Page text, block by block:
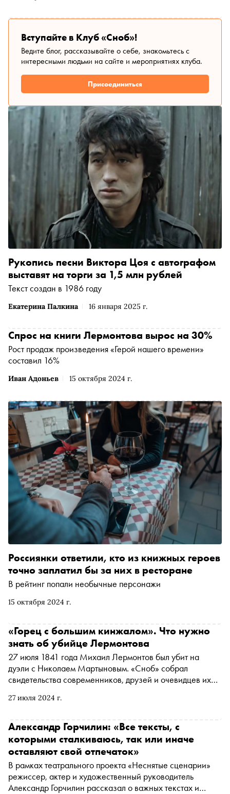
проблемах новой этики
Вступайте в Клуб «Сноб»!
Ведите блог, рассказывайте о себе, знакомьтесь с
интересными людьми на сайте и мероприятиях клуба.
Присоединиться
Екатерина Палкина 16 января 2025 г.
Рукопись песни Виктора Цоя с автографом
выставят на торги за 1,5 млн рублей
Текст создан в 1986 году
Иван Адоньев 15 октября 2024 г.
Спрос на книги Лермонтова вырос на 30%
Рост продаж произведения «Герой нашего времени»
составил 16%
15 октября 2024 г.
Россиянки ответили, кто из книжных героев
точно заплатил бы за них в ресторане
В рейтинг попали необычные персонажи
27 июля 2024 г.
«Горец с большим кинжалом». Что нужно
знать об убийце Лермонтова
27 июля 1841 года Михаил Лермонтов был убит на
дуэли с Николаем Мартыновым. «Сноб» собрал
свидетельства современников, друзей и очевидцев их
судьба наказала его за смерть поэта
Александр Горчилин: «Все тексты, с
которыми сталкиваюсь, так или иначе
оставляют свой отпечаток»
В рамках театрального проекта «Неснятые сценарии»
режиссер, актер и художественный руководитель
Александр Горчилин рассказал о важных текстах и